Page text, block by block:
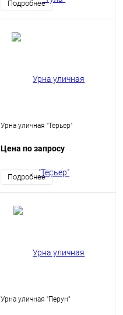
Подробнее
Урна уличная "Терьер"
Цена по запросу
Подробнее
Урна уличная "Перун"